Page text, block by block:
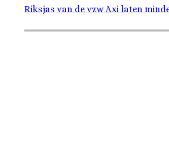
Riksjas van de vzw Axi laten